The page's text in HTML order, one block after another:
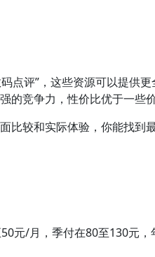
点评”，这些资源可以提供
竞争力，性价比优于一些
较和实际体验，你能找到
元/月，季付在80至130元